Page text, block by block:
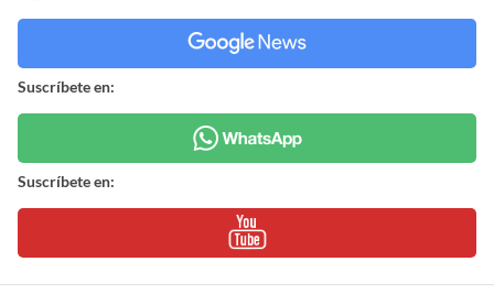
Suscríbete en:
Suscríbete en: